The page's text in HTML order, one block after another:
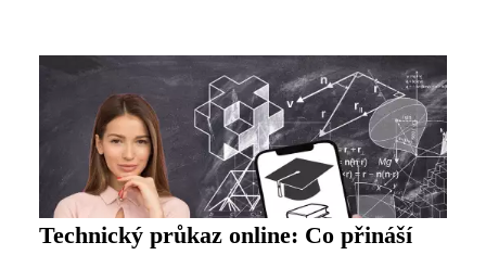
Technický průkaz online: Co přináší